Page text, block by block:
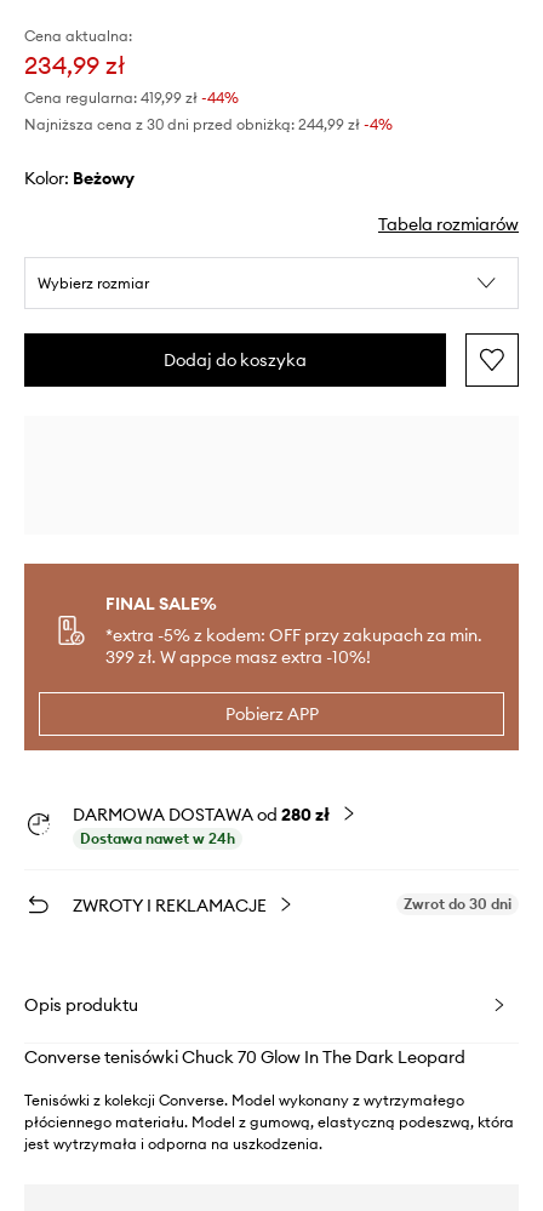
Cena aktualna:
234,99 zł
Cena regularna: 419,99 zł -44%
Najniższa cena z 30 dni przed obniżką: 244,99 zł -4%
Kolor: beżowy
Tabela rozmiarów
Wybierz rozmiar
Dodaj do koszyka
FINAL SALE%
*extra -5% z kodem: OFF przy zakupach za min.
399 zł. W appce masz extra -10%!
Pobierz APP
DARMOWA DOSTAWA od 280 zł
Dostawa nawet w 24h
ZWROTY I REKLAMACJE Zwrot do 30 dni
Opis produktu
Converse tenisówki Chuck 70 Glow In The Dark Leopard
Tenisówki z kolekcji Converse. Model wykonany z wytrzymałego
płóciennego materiału. Model z gumową, elastyczną podeszwą, która
jest wytrzymała i odporna na uszkodzenia.